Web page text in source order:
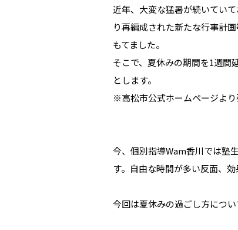
近年、大変な猛暑が続いてい
り再編成された新たな行事計
もてました。
そこで、夏休みの期間を1週間
とします。
※高松市公式ホームページより
今、個別指導Wam香川では塾
す。自由な時間が多い反面、
今回は夏休みの過ごし方につ